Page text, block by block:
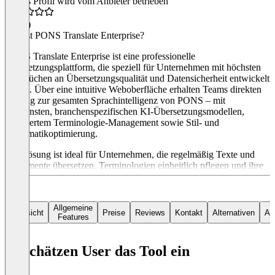
(5)
Was ist PONS Translate Enterprise?
PONS Translate Enterprise ist eine professionelle
Übersetzungsplattform, die speziell für Unternehmen mit höchsten
Ansprüchen an Übersetzungsqualität und Datensicherheit entwickelt
wurde. Über eine intuitive Weboberfläche erhalten Teams direkten
Zugang zur gesamten Sprachintelligenz von PONS – mit
modernsten, branchenspezifischen KI-Übersetzungsmodellen,
integriertem Terminologie-Management sowie Stil- und
Grammatikoptimierung.
Die Lösung ist ideal für Unternehmen, die regelmäßig Texte und
Dokumente übersetzen, Terminologien einheitlich pflegen und ihre
internationale Kommunikation effizient gestalten möchten.
PONS Translate Enterprise zahlreiche Zusatzfunktionen für eine
einheitliche und qualitativ hochwertige
Dazu zählen:
Übersicht
Allgemeine
Features
Preise Reviews Kontakt Alternativen
So schätzen User das Tool ein